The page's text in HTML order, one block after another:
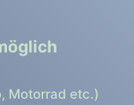
Motorrad etc.)